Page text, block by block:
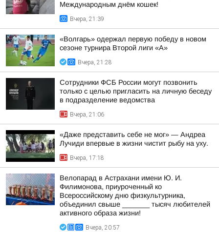
Международным днём кошек!
Вчера, 21:39
«Волгарь» одержал первую победу в новом
сезоне турнира Второй лиги «А»
Вчера, 21:28
Сотрудники ФСБ России могут позвонить
только с целью пригласить на личную беседу
в подразделение ведомства
Вчера, 21:06
«Даже представить себе не мог» — Андреа
Лучиди впервые в жизни чистит рыбу на уху.
Вчера, 17:18
Велопарад в Астрахани имени Ю. И.
Филимонова, приуроченный ко
Всероссийскому дню физкультурника,
объединил свыше _______ тысяч любителей
активного образа жизни!
Вчера, 20:57